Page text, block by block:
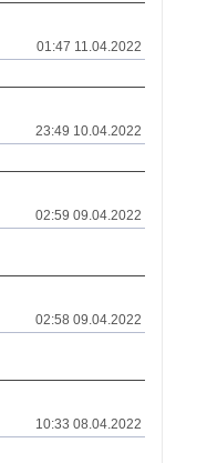
01:47 11.04.2022
23:49 10.04.2022
02:59 09.04.2022
02:58 09.04.2022
10:33 08.04.2022